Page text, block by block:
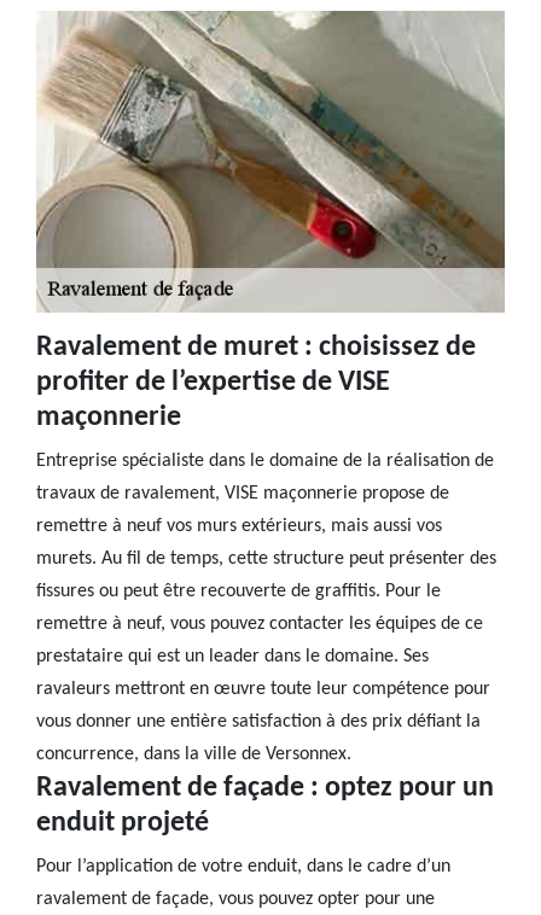
Ravalement de muret : choisissez de
profiter de l’expertise de VISE
maçonnerie
Entreprise spécialiste dans le domaine de la réalisation de
travaux de ravalement, VISE maçonnerie propose de
remettre à neuf vos murs extérieurs, mais aussi vos
murets. Au fil de temps, cette structure peut présenter des
fissures ou peut être recouverte de graffitis. Pour le
remettre à neuf, vous pouvez contacter les équipes de ce
prestataire qui est un leader dans le domaine. Ses
ravaleurs mettront en œuvre toute leur compétence pour
vous donner une entière satisfaction à des prix défiant la
concurrence, dans la ville de Versonnex.
Ravalement de façade : optez pour un
enduit projeté
Pour l’application de votre enduit, dans le cadre d’un
ravalement de façade, vous pouvez opter pour une